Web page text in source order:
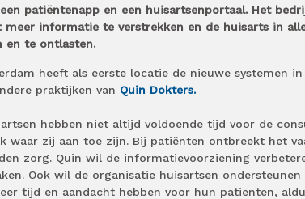
patiëntenapp en een huisartsenportaal. Het
informatie te verstrekken en de huisarts in
en te ontlasten.
heeft als eerste locatie de nieuwe systemen in
praktijken van Quin Dokters.
hebben niet altijd voldoende tijd voor de
waar zij aan toe zijn. Bij patiënten ontbreekt het
zorg. Quin wil de informatievoorziening
Ook wil de organisatie huisartsen ondersteunen
tijd en aandacht hebben voor hun patiënten,